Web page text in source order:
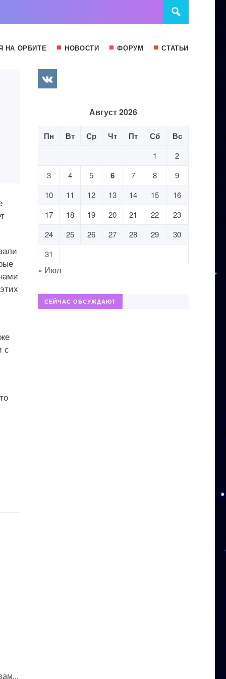
НА ОРБИТЕ НОВОСТИ ФОРУМ СТАТЬИ
с
Август 2026
Пн Вт Ср Чт Пт Сб Вс
1
2
3
4 5 6 7 8
9
10
11 12 13 14 15
16
17
18 19 20 21 22
23
24
25 26 27 28 29
30
31
« Июл
СЕЙЧАС ОБСУЖДАЮТ